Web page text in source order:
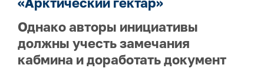
Однако авторы инициативы
должны учесть замечания
кабмина и доработать документ